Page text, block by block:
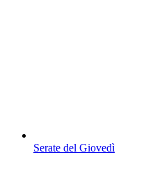
Serate del Giovedì